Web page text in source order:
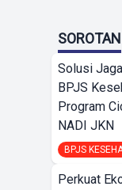
SOROTAN
Solusi
BPJS
Program
NADI JKN
BPJS
Perkuat